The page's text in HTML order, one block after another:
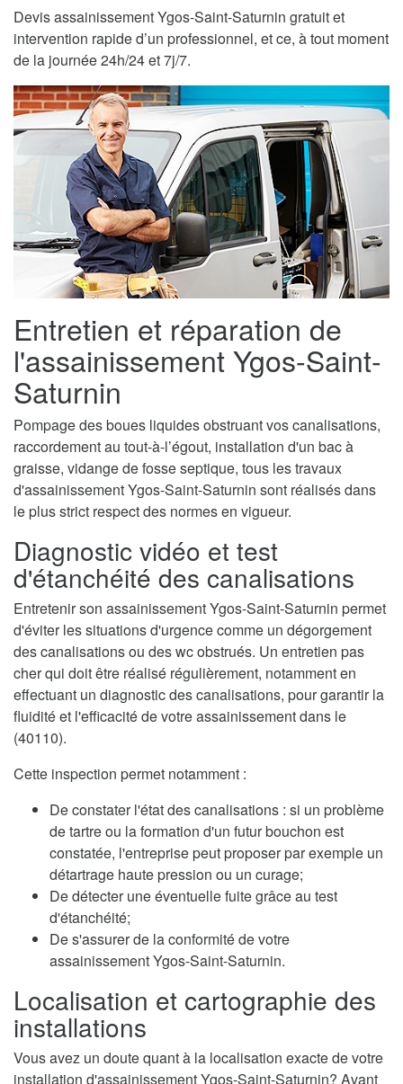
Devis assainissement Ygos-Saint-Saturnin gratuit et
intervention rapide d’un professionnel, et ce, à tout moment
de la journée 24h/24 et 7j/7.
Entretien et réparation de
l'assainissement Ygos-Saint-
Saturnin
Pompage des boues liquides obstruant vos canalisations,
raccordement au tout-à-l’égout, installation d'un bac à
graisse, vidange de fosse septique, tous les travaux
d'assainissement Ygos-Saint-Saturnin sont réalisés dans
le plus strict respect des normes en vigueur.
Diagnostic vidéo et test
d'étanchéité des canalisations
Entretenir son assainissement Ygos-Saint-Saturnin permet
d'éviter les situations d'urgence comme un dégorgement
des canalisations ou des wc obstrués. Un entretien pas
cher qui doit être réalisé régulièrement, notamment en
effectuant un diagnostic des canalisations, pour garantir la
fluidité et l'efficacité de votre assainissement dans le
(40110).
Cette inspection permet notamment :
De constater l'état des canalisations : si un problème
de tartre ou la formation d'un futur bouchon est
constatée, l'entreprise peut proposer par exemple un
détartrage haute pression ou un curage;
De détecter une éventuelle fuite grâce au test
d'étanchéité;
De s'assurer de la conformité de votre
assainissement Ygos-Saint-Saturnin.
Localisation et cartographie des
installations
Vous avez un doute quant à la localisation exacte de votre
installation d'assainissement Ygos-Saint-Saturnin? Avant